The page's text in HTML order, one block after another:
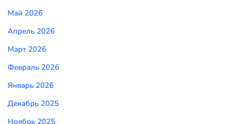
Май 2026
Апрель 2026
Март 2026
Февраль 2026
Январь 2026
Декабрь 2025
Ноябрь 2025